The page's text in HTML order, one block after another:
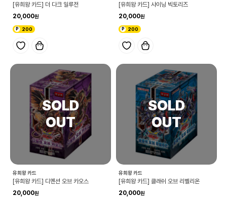
[유희왕 카드] 더 다크 일루전
20,000
200
[유희왕 카드] 샤이닝 빅토리즈
20,000
200
유희왕 카드
[유희왕 카드] 디멘션 오브 카오스
20,000
유희왕 카드
[유희왕 카드] 클래쉬 오브 리벨리온
20,000